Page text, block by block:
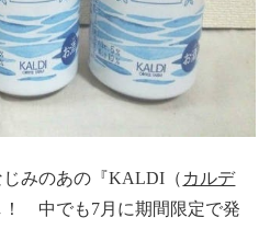
みのあの『KALDI（ カルデ
！ 中でも7月に期間限定で発